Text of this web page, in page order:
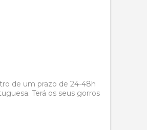
de um prazo de 24-48h
Terá os seus gorros